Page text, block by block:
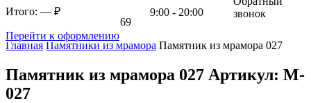
Итого: — ₽
Перейти к оформлению
г. Самара, ул. Гагарина, 69
9:00 - 20:00
звонок
Главная Памятники из мрамора Памятник из мрамора 027
Памятник из мрамора 027 Артикул: M-
027